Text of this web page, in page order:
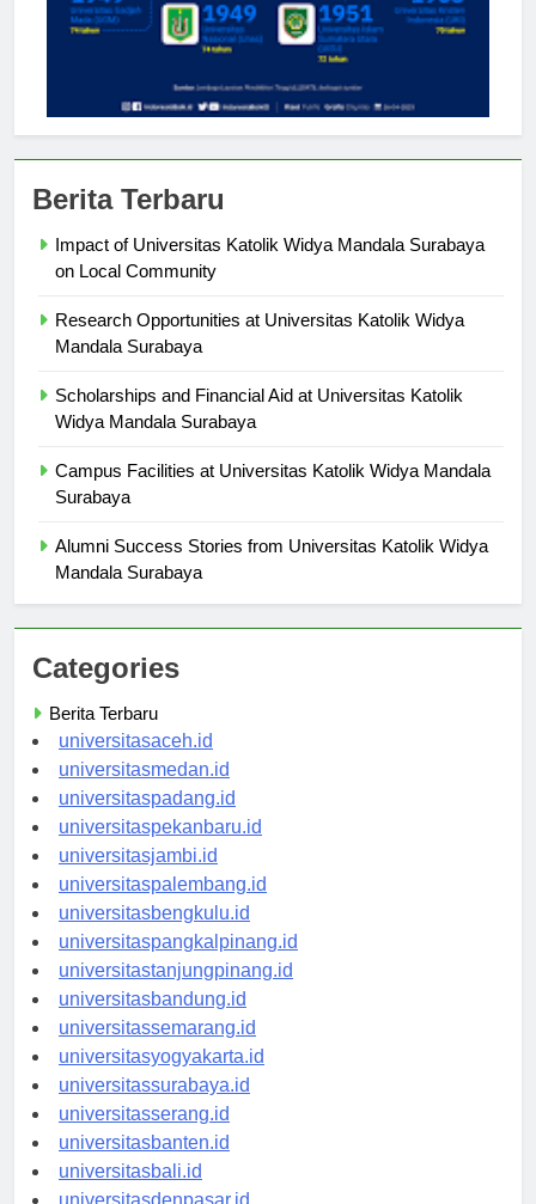
Impact of Universitas Katolik Widya Mandala Surabaya
Research Opportunities at Universitas Katolik Widya
Scholarships and Financial Aid at Universitas Katolik
Campus Facilities at Universitas Katolik Widya Mandala
Alumni Success Stories from Universitas Katolik Widya
Categories
Berita Terbaru
universitasaceh.id
universitasmedan.id
universitaspadang.id
universitaspekanbaru.id
universitasjambi.id
universitaspalembang.id
universitasbengkulu.id
universitaspangkalpinang.id
universitastanjungpinang.id
universitasbandung.id
universitassemarang.id
universitasyogyakarta.id
universitassurabaya.id
universitasserang.id
universitasbanten.id
universitasbali.id